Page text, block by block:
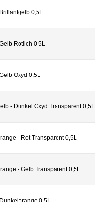
0,5L
Rötlich 0,5L
Oxyd 0,5L
- Dunkel Oxyd Transparent 0,5L
- Rot Transparent 0,5L
- Gelb Transparent 0,5L
0,5L